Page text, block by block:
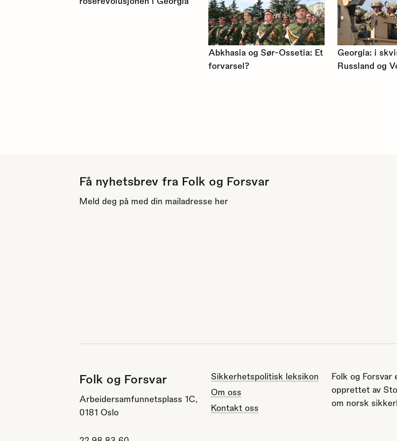
Abkhasia og Sør-Ossetia: Et
forvarsel?
Georgia: i
Russland og
Få nyhetsbrev fra Folk og Forsvar
Meld deg på med din mailadresse her
Folk og Forsvar
Arbeidersamfunnetsplass 1C,
0181 Oslo
Sikkerhetspolitisk leksikon
Om oss
Kontakt oss
Folk og
opprettet av
om norsk